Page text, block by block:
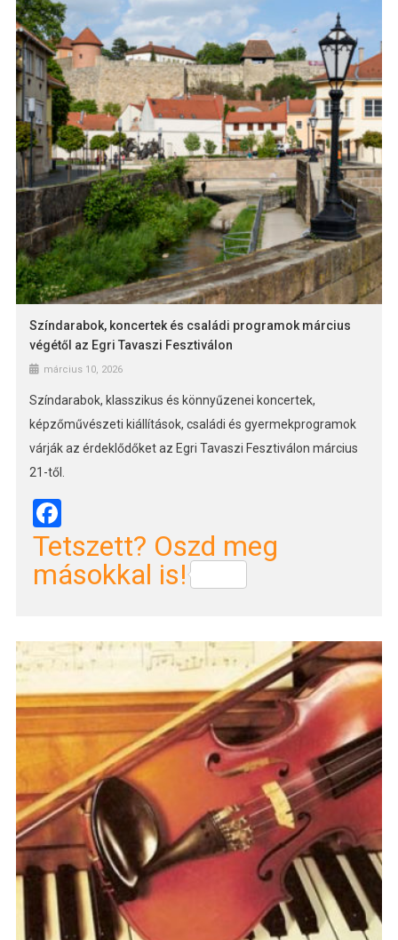
Színdarabok, koncertek és családi programok március
végétől az Egri Tavaszi Fesztiválon
március 10, 2026
Színdarabok, klasszikus és könnyűzenei koncertek,
képzőművészeti kiállítások, családi és gyermekprogramok
várják az érdeklődőket az Egri Tavaszi Fesztiválon március
21-től.
Facebook
Tetszett? Oszd meg
másokkal is!